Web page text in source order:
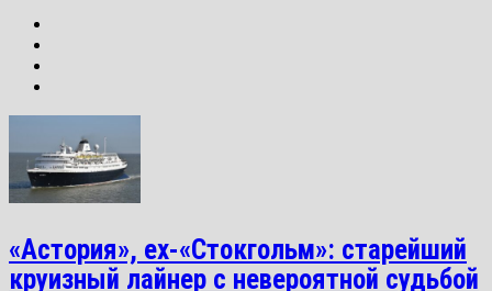
«Астория», ex-«Стокгольм»: старейший
круизный лайнер с невероятной судьбой